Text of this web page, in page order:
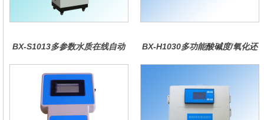
BX-S1013多参数水质在线自动
BX-H1030多功能酸碱度/氧化还